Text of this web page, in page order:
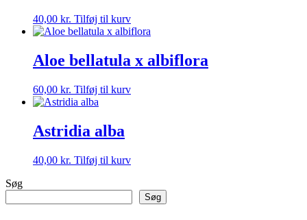
40,00 kr. Tilføj til kurv
Aloe bellatula x albiflora
60,00 kr. Tilføj til kurv
Astridia alba
40,00 kr. Tilføj til kurv
Søg
Søg